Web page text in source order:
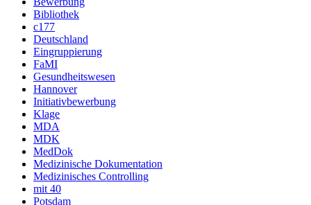
Bibliothek
c177
Deutschland
Eingruppierung
FaMI
Gesundheitswesen
Hannover
Initiativbewerbung
Klage
MDA
MDK
MedDok
Medizinische Dokumentation
Medizinisches Controlling
mit 40
Potsdam